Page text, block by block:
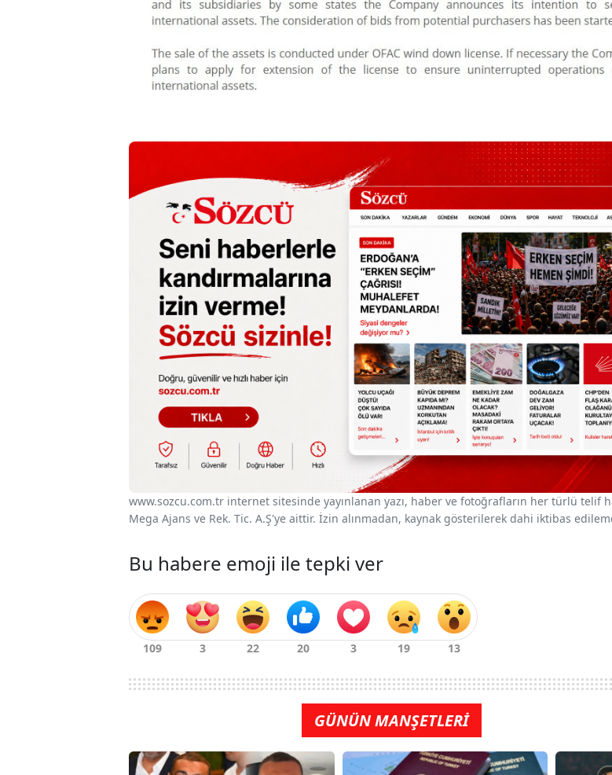
www.sozcu.com.tr internet sitesinde yayınlanan yazı, haber ve fotoğrafların her türlü telif
Mega Ajans ve Rek. Tic. A.Ş'ye aittir. İzin alınmadan, kaynak gösterilerek dahi iktibas
Bu habere emoji ile tepki ver
GÜNÜN MANŞETLERİ